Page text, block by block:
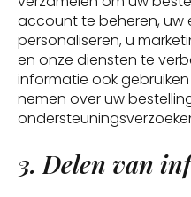
account te beheren, uw
personaliseren, u
en onze diensten te
informatie ook
nemen over uw
3. Delen van